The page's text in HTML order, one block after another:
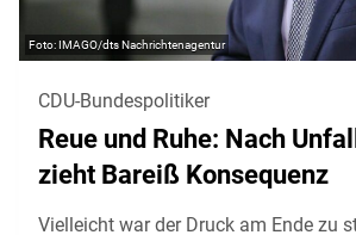
IMAGO/dts Nachrichtenagentur
CDU-Bundespolitiker
Reue und Ruhe: Nach
zieht Bareiß Konsequenz
Vielleicht war der Druck am Ende zu